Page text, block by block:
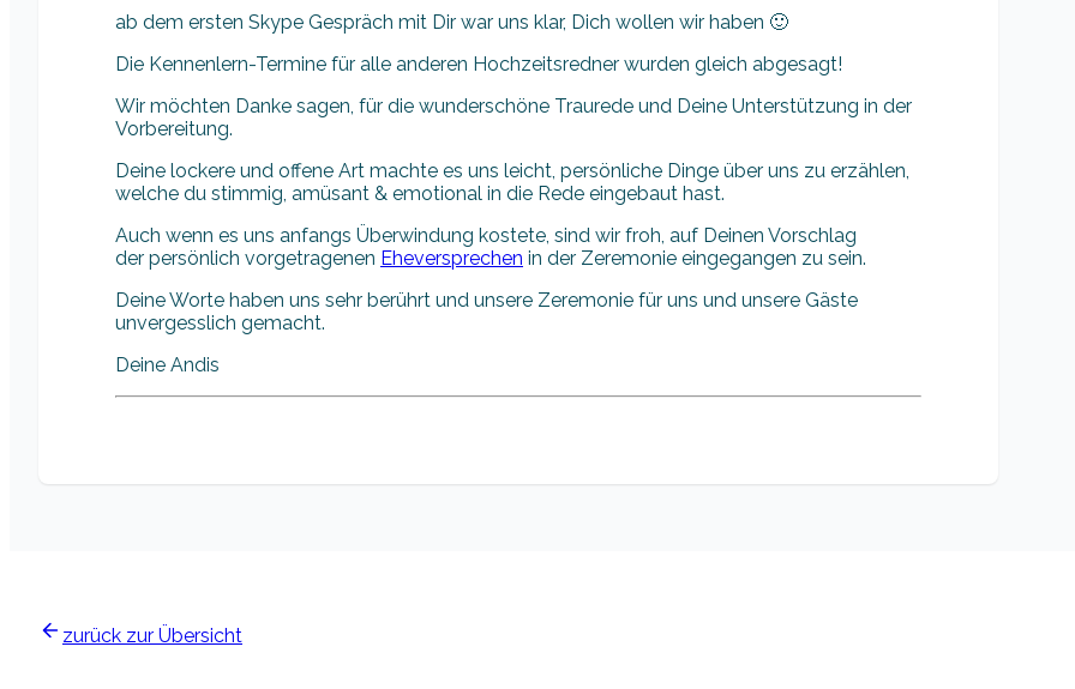
ab dem ersten Skype Gespräch mit Dir war uns klar, Dich wollen wir haben 🙂
Die Kennenlern-Termine für alle anderen Hochzeitsredner wurden gleich abgesagt!
Wir möchten Danke sagen, für die wunderschöne Traurede und Deine Unterstützung in der
Vorbereitung.
Deine lockere und offene Art machte es uns leicht, persönliche Dinge über uns zu erzählen,
welche du stimmig, amüsant & emotional in die Rede eingebaut hast.
Auch wenn es uns anfangs Überwindung kostete, sind wir froh, auf Deinen Vorschlag
der persönlich vorgetragenen Eheversprechen in der Zeremonie eingegangen zu sein.
Deine Worte haben uns sehr berührt und unsere Zeremonie für uns und unsere Gäste
unvergesslich gemacht.
Deine Andis
zurück zur Übersicht